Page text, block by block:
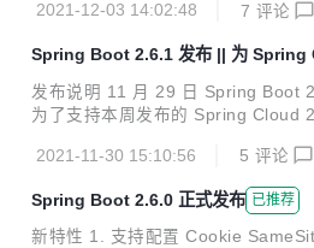
库下载 <dependency>
es</artifactId>
om</typ...
2021-12-03 14:02:48 7 评论
Spring Boot 2.6.1 发布 || 为 Spring
发布说明 11 月 29 日 Spring Boot
为了支持本周发布的 Spring Cloud
Exception 的操作消息中的
正确#28839 修复
1 的兼容问题 #28790
tiializer 不提供 MariaDB #28779的
2021-11-30 15:10:56 5 评论
Spring Boot 2.6.0 正式发布 已推荐
新特性 1. 支持配置 Cookie